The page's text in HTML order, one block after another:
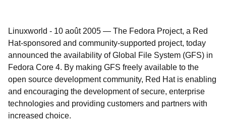
Linuxworld - 10 août 2005 — The Fedora Project, a Red
Hat-sponsored and community-supported project, today
announced the availability of Global File System (GFS) in
Fedora Core 4. By making GFS freely available to the
open source development community, Red Hat is enabling
and encouraging the development of secure, enterprise
technologies and providing customers and partners with
increased choice.